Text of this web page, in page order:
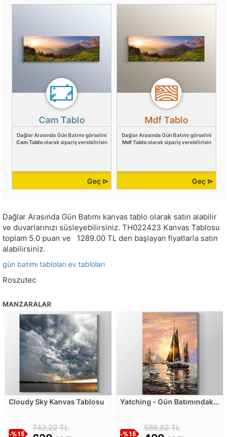
Cam Tablo
Dağlar Arasında Gün Batımı görselini
Cam Tabloolarak sipariş verebilirisin
Geç ⊳
Mdf Tablo
Dağlar Arasında Gün Batımı görselini
Mdf Tabloolarak sipariş verebilirisin
Geç ⊳
Dağlar Arasında Gün Batımı kanvas tablo olarak satın alabilir
ve duvarlarınızı süsleyebilirsiniz. TH022423 Kanvas Tablosu
toplam 5.0 puan ve 1289.00 TL den başlayan fiyatlarla satın
alabilirsiniz.
gün batımı tabloları ev tabloları
Roszutec
MANZARALAR
Cloudy Sky Kanvas Tablosu
742,22 TL
Yatching - Gün Batımındaki
588,82 TL